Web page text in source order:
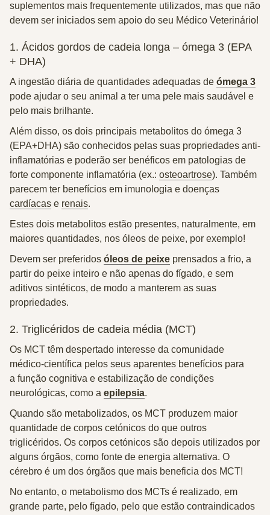
suplementos mais frequentemente utilizados, mas que não
devem ser iniciados sem apoio do seu Médico Veterinário!
1. Ácidos gordos de cadeia longa – ómega 3 (EPA
+ DHA)
A ingestão diária de quantidades adequadas de ómega 3
pode ajudar o seu animal a ter uma pele mais saudável e
pelo mais brilhante.
Além disso, os dois principais metabolitos do ómega 3
(EPA+DHA) são conhecidos pelas suas propriedades anti-
inflamatórias e poderão ser benéficos em patologias de
forte componente inflamatória (ex.: osteoartrose). Também
parecem ter benefícios em imunologia e doenças
cardíacas e renais.
Estes dois metabolitos estão presentes, naturalmente, em
maiores quantidades, nos óleos de peixe, por exemplo!
Devem ser preferidos óleos de peixe prensados a frio, a
partir do peixe inteiro e não apenas do fígado, e sem
aditivos sintéticos, de modo a manterem as suas
propriedades.
2. Triglicéridos de cadeia média (MCT)
Os MCT têm despertado interesse da comunidade
médico-científica pelos seus aparentes benefícios para
a função cognitiva e estabilização de condições
neurológicas, como a epilepsia.
Quando são metabolizados, os MCT produzem maior
quantidade de corpos cetónicos do que outros
triglicéridos. Os corpos cetónicos são depois utilizados por
alguns órgãos, como fonte de energia alternativa. O
cérebro é um dos órgãos que mais beneficia dos MCT!
No entanto, o metabolismo dos MCTs é realizado, em
grande parte, pelo fígado, pelo que estão contraindicados